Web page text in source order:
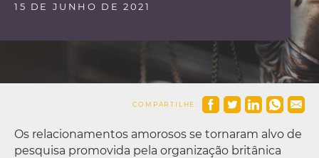
15 DE JUNHO DE 2021
COMPARTILHE:
Os relacionamentos amorosos se tornaram alvo de
pesquisa promovida pela organização britânica